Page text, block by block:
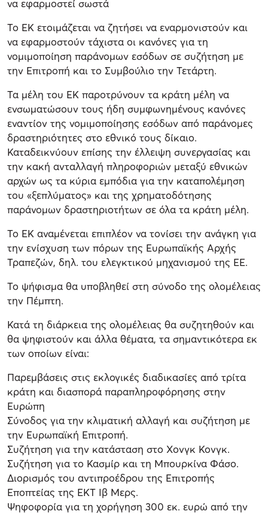
να εφαρμοστεί σωστά
Το ΕΚ ετοιμάζεται να ζητήσει να εναρμονιστούν και
να εφαρμοστούν τάχιστα οι κανόνες για τη
νομιμοποίηση παράνομων εσόδων σε συζήτηση με
την Επιτροπή και το Συμβούλιο την Τετάρτη.
Τα μέλη του ΕΚ παροτρύνουν τα κράτη μέλη να
ενσωματώσουν τους ήδη συμφωνημένους κανόνες
εναντίον της νομιμοποίησης εσόδων από παράνομες
δραστηριότητες στο εθνικό τους δίκαιο.
Καταδεικνύουν επίσης την έλλειψη συνεργασίας και
την κακή ανταλλαγή πληροφοριών μεταξύ εθνικών
αρχών ως τα κύρια εμπόδια για την καταπολέμηση
του «ξεπλύματος» και της χρηματοδότησης
παράνομων δραστηριοτήτων σε όλα τα κράτη μέλη.
Το ΕΚ αναμένεται επιπλέον να τονίσει την ανάγκη για
την ενίσχυση των πόρων της Ευρωπαϊκής Αρχής
Τραπεζών, δηλ. του ελεγκτικού μηχανισμού της ΕΕ.
Το ψήφισμα θα υποβληθεί στη σύνοδο της ολομέλειας
την Πέμπτη.
Κατά τη διάρκεια της ολομέλειας θα συζητηθούν και
θα ψηφιστούν και άλλα θέματα, τα σημαντικότερα εκ
των οποίων είναι:
Παρεμβάσεις στις εκλογικές διαδικασίες από τρίτα
κράτη και διασπορά παραπληροφόρησης στην
Ευρώπη
Σύνοδος για την κλιματική αλλαγή και συζήτηση με
την Ευρωπαϊκή Επιτροπή.
Συζήτηση για την κατάσταση στο Χονγκ Κονγκ.
Συζήτηση για το Κασμίρ και τη Μπουρκίνα Φάσο.
Διορισμός του αντιπροέδρου της Επιτροπής
Εποπτείας της ΕΚΤ Ιβ Μερς.
Ψηφοφορία για τη χορήγηση 300 εκ. ευρώ από την